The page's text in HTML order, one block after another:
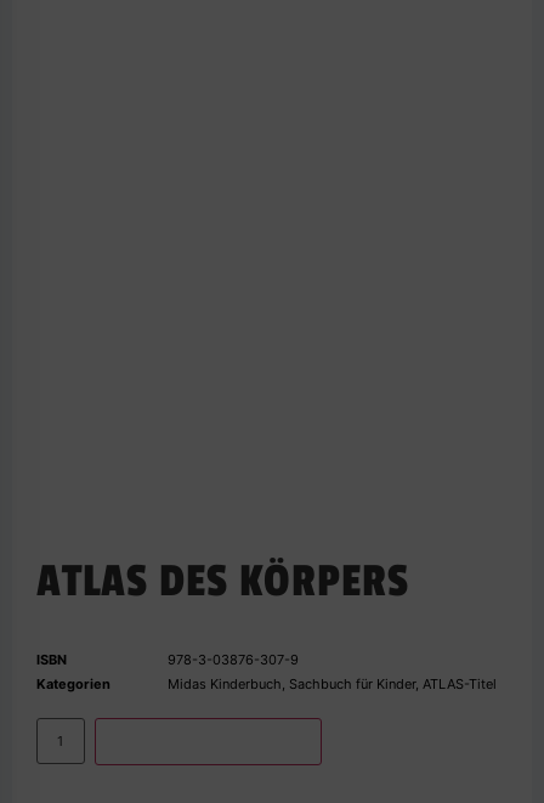
ATLAS DES KÖRPERS
ISBN
978-3-03876-307-9
Kategorien
Midas Kinderbuch, Sachbuch für Kinder, ATLAS-Titel